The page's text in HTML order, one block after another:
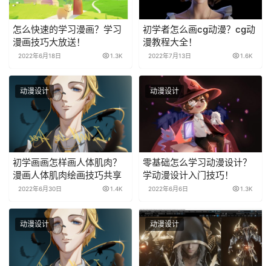
怎么快速的学习漫画？学习
漫画技巧大放送！
2022年6月18日 1.3K
初学者怎么画cg动漫？cg动
漫教程大全！
2022年7月13日 1.6K
动漫设计
初学画画怎样画人体肌肉？
漫画人体肌肉绘画技巧共享
2022年6月30日 1.4K
动漫设计
零基础怎么学习动漫设计？
学动漫设计入门技巧！
2022年6月6日 1.3K
动漫设计 动漫设计